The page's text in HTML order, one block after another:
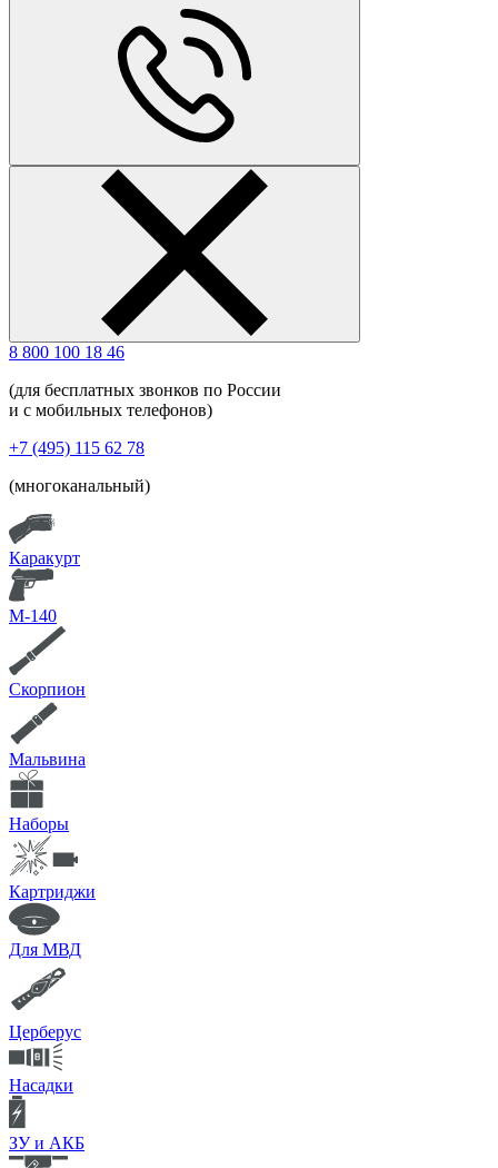
8 800 100 18 46
(для бесплатных звонков по России
и с мобильных телефонов)
+7 (495) 115 62 78
(многоканальный)
Каракурт
М-140
Скорпион
Мальвина
Наборы
Картриджи
Для МВД
Церберус
Насадки
ЗУ и АКБ